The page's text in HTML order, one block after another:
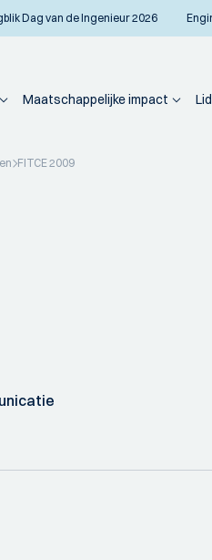
Dag van de Ingenieur 2026
Maatschappelijke impact
FITCE 2009